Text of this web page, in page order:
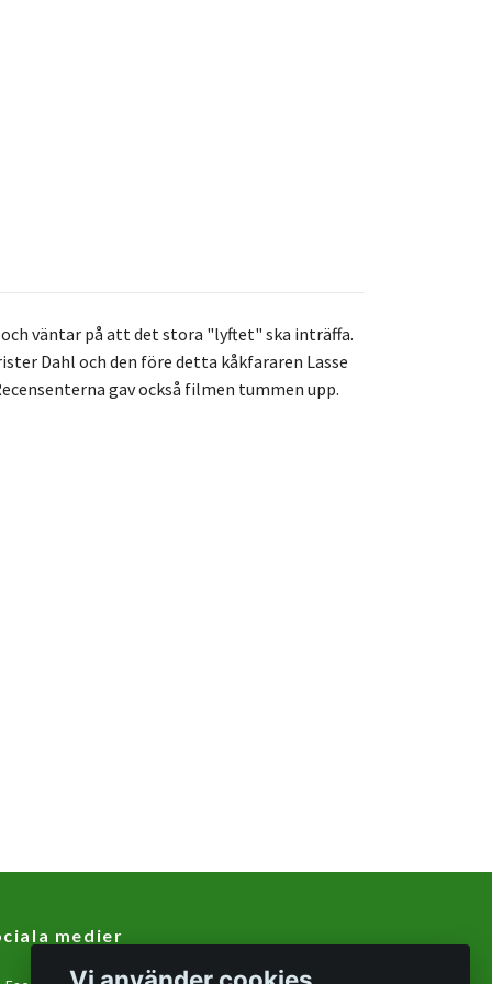
väntar på att det stora "lyftet" ska inträffa.
Dahl och den före detta kåkfararen Lasse
gav också filmen tummen upp.
medier